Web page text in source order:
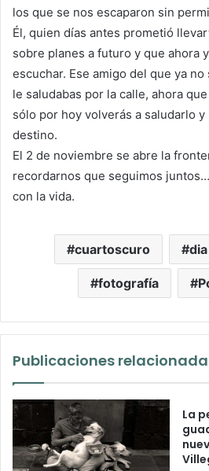
los que se nos escaparon sin
Él, quien días antes prometió
sobre planes a futuro y que ahora
escuchar. Ese amigo del que ya
le saludabas por la calle, ahora
sólo por hoy volverás a saludarlo
destino.
El 2 de noviembre se abre la
recordarnos que seguimos
con la vida.
cuartoscuro
fotografía
Publicaciones
La